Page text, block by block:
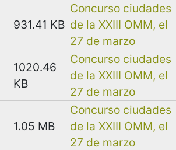
931.41 KB
Concurso ciudades
de la XXIII OMM, el
27 de marzo
1020.46
KB
Concurso ciudades
de la XXIII OMM, el
27 de marzo
1.05 MB
Concurso ciudades
de la XXIII OMM, el
27 de marzo